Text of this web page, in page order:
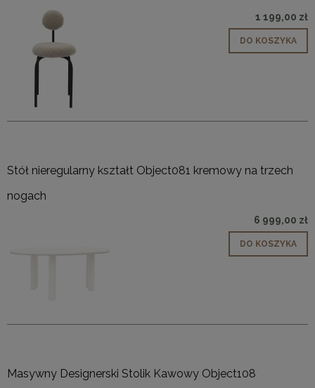
1 199,00 zł
DO KOSZYKA
Stół nieregularny kształt Object081 kremowy na trzech
nogach
6 999,00 zł
DO KOSZYKA
Masywny Designerski Stolik Kawowy Object108